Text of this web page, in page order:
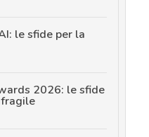
le sfide per la
2026: le sfide